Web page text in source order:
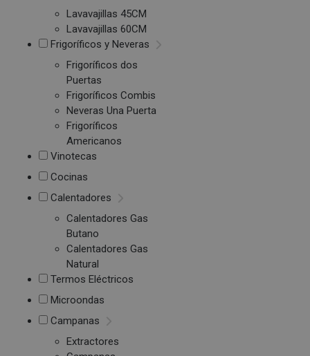
Lavavajillas 45CM
Lavavajillas 60CM
Frigoríficos y Neveras
Frigoríficos dos
Puertas
Frigoríficos Combis
Neveras Una Puerta
Frigoríficos
Americanos
Vinotecas
Cocinas
Calentadores
Calentadores Gas
Butano
Calentadores Gas
Natural
Termos Eléctricos
Microondas
Campanas
Extractores